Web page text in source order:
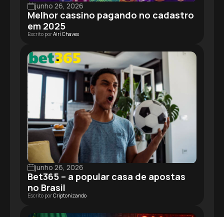
junho 26, 2026
Melhor cassino pagando no cadastro
em 2025
Escrito porAirí Chaves
junho 26, 2026
Bet365 – a popular casa de apostas
no Brasil
Escrito porCriptonizando